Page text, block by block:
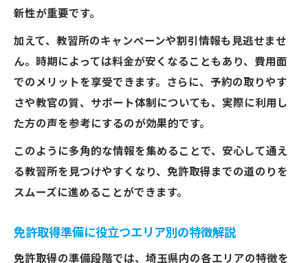
新性が重要です。
加えて、教習所のキャンペーンや割引情報も見逃せませ
ん。時期によっては料金が安くなることもあり、費用面
でのメリットを享受できます。さらに、予約の取りやす
さや教官の質、サポート体制についても、実際に利用し
た方の声を参考にするのが効果的です。
このように多角的な情報を集めることで、安心して通え
る教習所を見つけやすくなり、免許取得までの道のりを
スムーズに進めることができます。
免許取得準備に役立つエリア別の特徴解説
免許取得の準備段階では、埼玉県内の各エリアの特徴を